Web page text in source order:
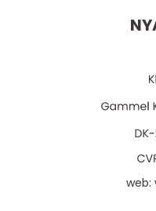
web: